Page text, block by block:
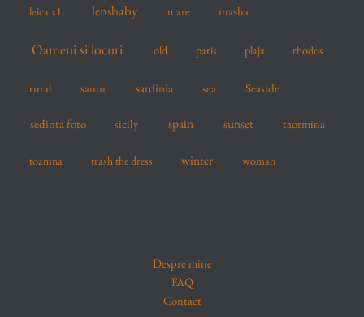
leica x1 lensbaby mare masha
Oameni si locuri old paris plaja rhodos
rural sanur sardinia sea Seaside
sedinta foto sicily spain sunset taormina
toamna trash the dress winter woman
Despre mine
FAQ
Contact